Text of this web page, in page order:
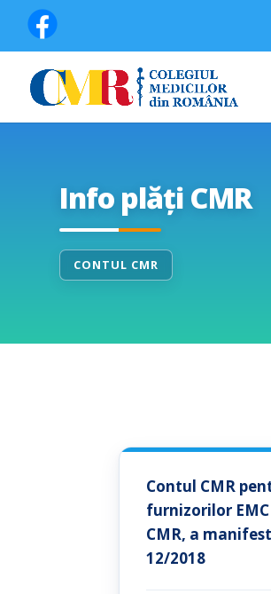
Info plăți CMR
CONTUL CMR
Contul CMR
furnizorilor
CMR, a
12/2018